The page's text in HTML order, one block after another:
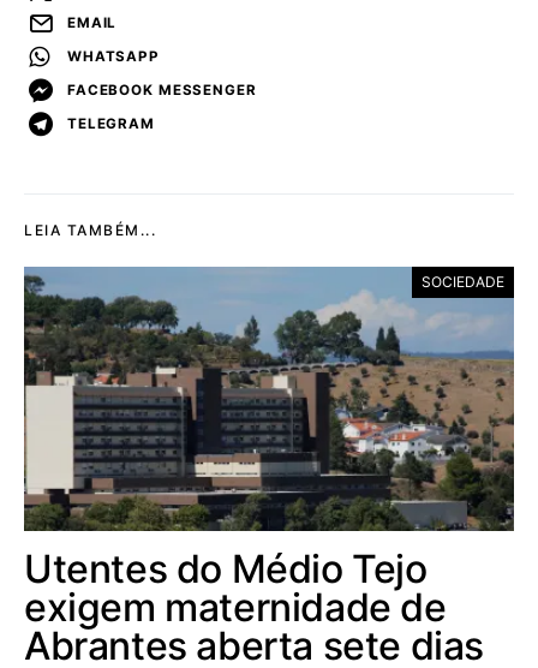
EMAIL
WHATSAPP
FACEBOOK MESSENGER
TELEGRAM
LEIA TAMBÉM...
SOCIEDADE
Utentes do Médio Tejo
exigem maternidade de
Abrantes aberta sete dias